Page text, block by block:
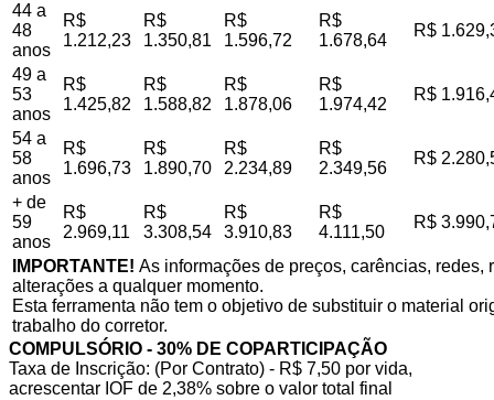
44 a
48
anos
R$
1.212,23
R$
1.350,81
R$
1.596,72
R$
1.678,64
R$
49 a
53
anos
R$
1.425,82
R$
1.588,82
R$
1.878,06
R$
1.974,42
R$
54 a
58
anos
R$
1.696,73
R$
1.890,70
R$
2.234,89
R$
2.349,56
R$
+ de
59
anos
R$
2.969,11
R$
3.308,54
R$
3.910,83
R$
4.111,50
R$
IMPORTANTE! As informações de preços, carências,
alterações a qualquer momento.
Esta ferramenta não tem o objetivo de substituir o material
trabalho do corretor.
COMPULSÓRIO - 30% DE COPARTICIPAÇÃO
Taxa de Inscrição: (Por Contrato) - R$ 7,50 por vida,
acrescentar IOF de 2,38% sobre o valor total final